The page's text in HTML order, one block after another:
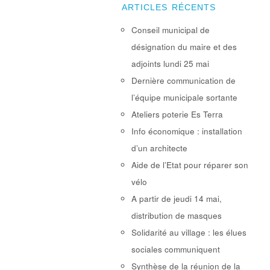
ARTICLES RÉCENTS
Conseil municipal de
désignation du maire et des
adjoints lundi 25 mai
Dernière communication de
l’équipe municipale sortante
Ateliers poterie Es Terra
Info économique : installation
d’un architecte
Aide de l’Etat pour réparer son
vélo
A partir de jeudi 14 mai,
distribution de masques
Solidarité au village : les élues
sociales communiquent
Synthèse de la réunion de la